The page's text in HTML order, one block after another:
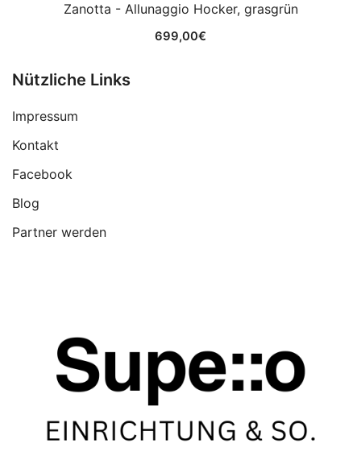
Zanotta - Allunaggio Hocker, grasgrün
699,00€
Nützliche Links
Impressum
Kontakt
Facebook
Blog
Partner werden